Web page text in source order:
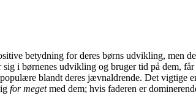
betydning for deres børns udvikling, men
i børnenes udvikling og bruger tid på dem,
blandt deres jævnaldrende. Det vigtige
for megetmed dem; hvis faderen er